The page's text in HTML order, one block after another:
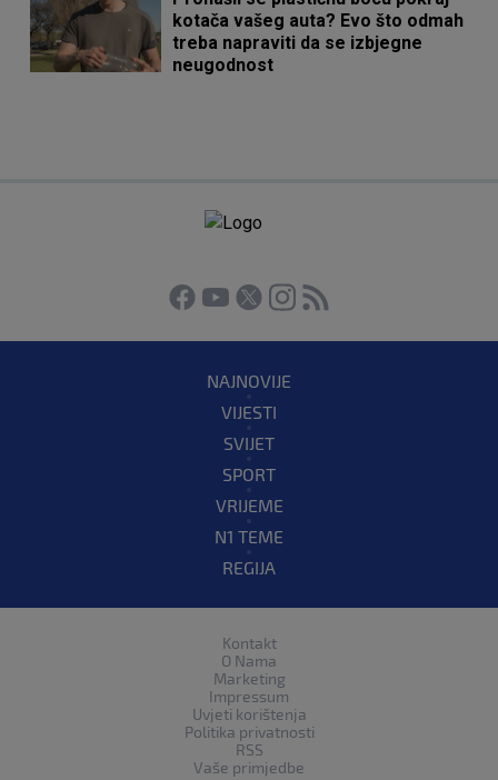
kotača vašeg auta? Evo što odmah
treba napraviti da se izbjegne
neugodnost
NAJNOVIJE
VIJESTI
SVIJET
SPORT
VRIJEME
N1 TEME
REGIJA
Kontakt
O Nama
Marketing
Impressum
Uvjeti korištenja
Politika privatnosti
RSS
Vaše primjedbe